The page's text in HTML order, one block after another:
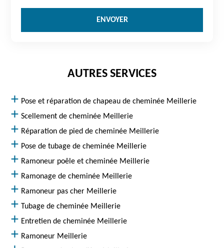
AUTRES SERVICES
Pose et réparation de chapeau de cheminée Meillerie
Scellement de cheminée Meillerie
Réparation de pied de cheminée Meillerie
Pose de tubage de cheminée Meillerie
Ramoneur poêle et cheminée Meillerie
Ramonage de cheminée Meillerie
Ramoneur pas cher Meillerie
Tubage de cheminée Meillerie
Entretien de cheminée Meillerie
Ramoneur Meillerie